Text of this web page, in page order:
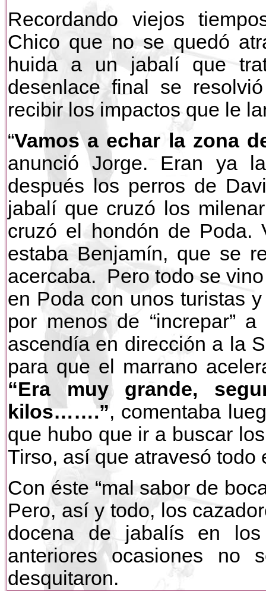
Recordando viejos
Chico que no se quedó
huida a un jabalí que
desenlace final se
recibir los impactos que le
“Vamos a echar la zona
anunció Jorge. Eran ya
después los perros de
jabalí que cruzó los
cruzó el hondón de Poda.
estaba Benjamín, que se
acercaba. Pero todo se
en Poda con unos turistas
por menos de “increpar”
ascendía en dirección a la
para que el marrano
“Era muy grande,
kilos…….”, comentaba
que hubo que ir a buscar
Tirso, así que atravesó todo
Con éste “mal sabor de
Pero, así y todo, los
docena de jabalís en
anteriores ocasiones
desquitaron.